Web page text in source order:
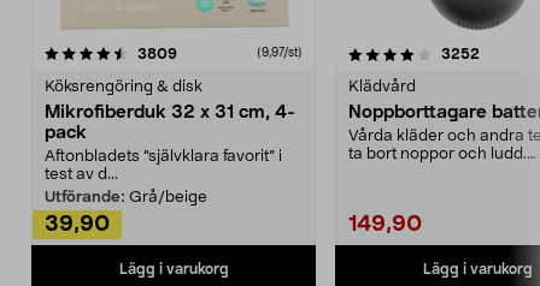
3809recensioner (9,97/st)
Köksrengöring & disk
Mikrofiberduk 32 x 31 cm, 4-
pack
Aftonbladets "självklara favorit” i
test av d...
Utförande: Grå/beige
39,90
Lägg i varukorg
4.0av 5 stjärnor 3252
Klädvård
Noppborttagare
Vårda kläder och andra
ta bort noppor och ludd.
149,90
Lägg i varukorg
4.5av 5 stjärnor